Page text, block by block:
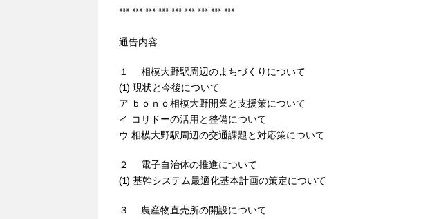
*** *** *** *** *** *** *** *** ***
通告内容
１ 相模大野駅周辺のまちづくりについて
(1) 現状と今後について
ア ｂｏｎｏ相模大野開業と支援策について
イ コリドーの活用と整備について
ウ 相模大野駅周辺の交通課題と対応策について
２ 電子自治体の推進について
(1) 基幹システム最適化基本計画の策定について
３ 農産物直売所の開設について